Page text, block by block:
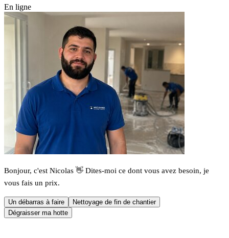
En ligne
Bonjour, c'est Nicolas 👋 Dites-moi ce dont vous avez besoin, je
vous fais un prix.
Un débarras à faire
Nettoyage de fin de chantier
Dégraisser ma hotte